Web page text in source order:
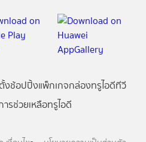
งช้อปปิ้งแพ็กเกจกล่องทรูไอดีทีวี
ารช่วยเหลือทรูไอดี